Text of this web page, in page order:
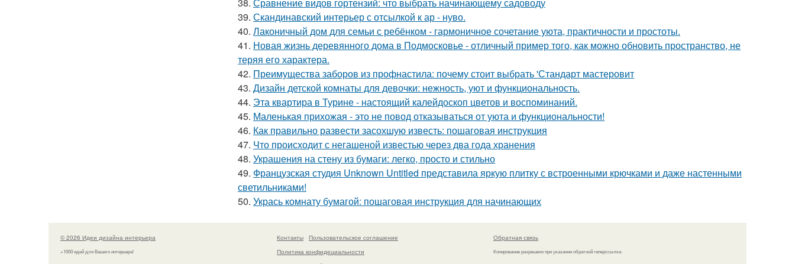
39. Скандинавский интерьер с отсылкой к ар - нуво.
40. Лаконичный дом для семьи с ребёнком - гармоничное сочетание уюта, практичности и простоты.
41. Новая жизнь деревянного дома в Подмосковье - отличный пример того, как можно обновить пространство, не
теряя его характера.
42. Преимущества заборов из профнастила: почему стоит выбрать 'Стандарт мастеровит
43. Дизайн детской комнаты для девочки: нежность, уют и функциональность.
44. Эта квартира в Турине - настоящий калейдоскоп цветов и воспоминаний.
45. Маленькая прихожая - это не повод отказываться от уюта и функциональности!
46. Как правильно развести засохшую известь: пошаговая инструкция
47. Что происходит с негашеной известью через два года хранения
48. Украшения на стену из бумаги: легко, просто и стильно
49. Французская студия Unknown Untitled представила яркую плитку с встроенными крючками и даже настенными
светильниками!
50. Укрась комнату бумагой: пошаговая инструкция для начинающих
© 2026 Идеи дизайна интерьера
+1000 идей для Вашего интерьера!
Контакты
Пользовательское соглашение
Политика конфидециальности
Обратная связь
Копирование разрешено при указании обратной гиперссылки.